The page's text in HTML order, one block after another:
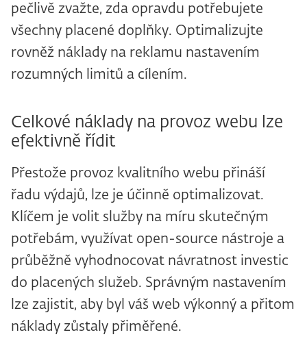
pečlivě zvažte, zda opravdu potřebujete
všechny placené doplňky. Optimalizujte
rovněž náklady na reklamu nastavením
rozumných limitů a cílením.
Celkové náklady na provoz webu lze
efektivně řídit
Přestože provoz kvalitního webu přináší
řadu výdajů, lze je účinně optimalizovat.
Klíčem je volit služby na míru skutečným
potřebám, využívat open-source nástroje a
průběžně vyhodnocovat návratnost investic
do placených služeb. Správným nastavením
lze zajistit, aby byl váš web výkonný a přitom
náklady zůstaly přiměřené.